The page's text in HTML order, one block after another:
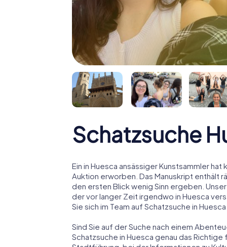
Schatzsuche
Ein in Huesca ansässiger Kunstsammler
Auktion erworben. Das Manuskript enthält
den ersten Blick wenig Sinn ergeben.
der vor langer Zeit irgendwo in Huesca
Sie sich im Team auf Schatzsuche in
Sind Sie auf der Suche nach einem
Schatzsuche in Huesca genau das